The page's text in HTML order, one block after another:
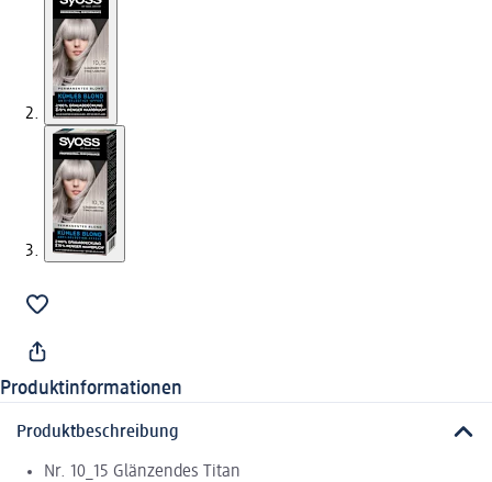
Produktinformationen
Produktbeschreibung
Nr. 10_15 Glänzendes Titan